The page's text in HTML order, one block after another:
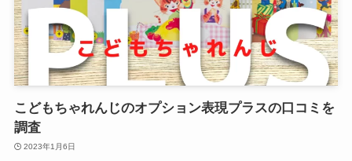
こどもちゃれんじのオプション表現プラスの口コミを
調査
2023年1月6日